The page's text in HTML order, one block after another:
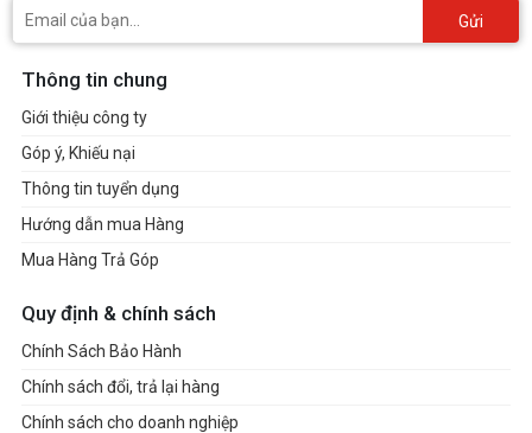
Gửi
Thông tin chung
Giới thiệu công ty
Góp ý, Khiếu nại
Thông tin tuyển dụng
Hướng dẫn mua Hàng
Mua Hàng Trả Góp
Quy định & chính sách
Chính Sách Bảo Hành
Chính sách đổi, trả lại hàng
Chính sách cho doanh nghiệp